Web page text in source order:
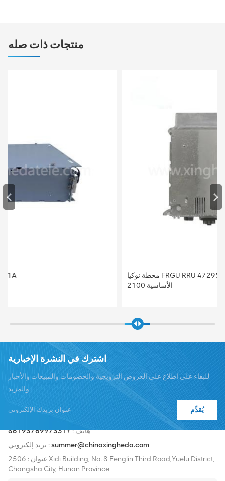
منتجات ذات صله
محطة نوكيا FRGU RRU 472956A FLEXI RF MODULE 6TX
اشترك في النشرة الإخبارية
للبقاء على اطلاع على العروض الترويجية والخصومات والمبيعات والأخبار
والمزيد.
يُقدِّم
هاتف :+8619376997331
بريد إلكتروني :summer@chinaxingheda.com
عنوان : 2506 Xidi Building, No. 8 Fenglin Third Road,Yuelu District,
Changsha City, Hunan Province